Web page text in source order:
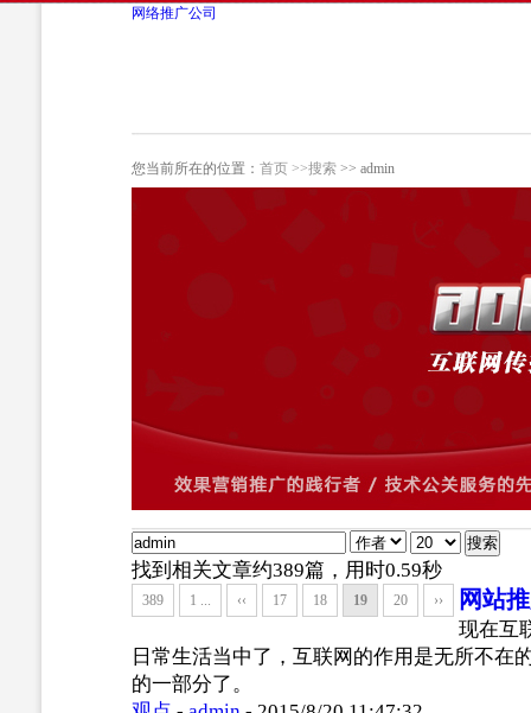
网络推广公司
您当前所在的位置： 首页 >>搜索>> admin
找到相关文章约389篇，用时0.59秒
389 1 ... ‹‹ 17 18 19 20 ›› 网站
现在互
日常生活当中了，互联网的作用是无所不在
的一部分了。